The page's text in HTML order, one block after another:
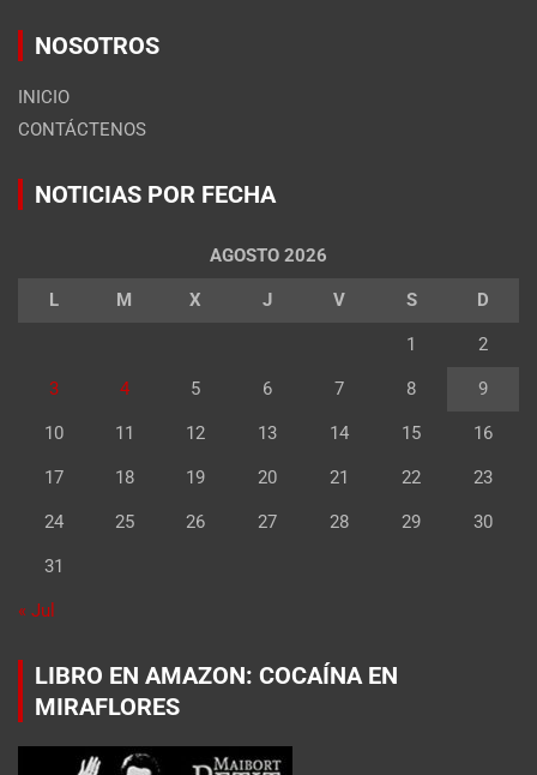
NOSOTROS
INICIO
CONTÁCTENOS
NOTICIAS POR FECHA
AGOSTO 2026
L M X J V S D
1 2
3 4 5 6 7 8 9
10 11 12 13 14 15 16
17 18 19 20 21 22 23
24 25 26 27 28 29 30
31
« Jul
LIBRO EN AMAZON: COCAÍNA EN
MIRAFLORES